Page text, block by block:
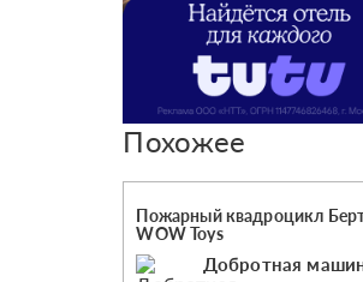
Похожее
Пожарный квадроцикл
WOW Toys
Добротная